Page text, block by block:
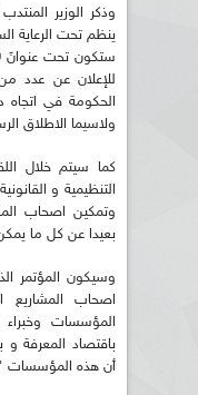
وذكر الوزير
ينظم تحت الرعاية
للإعلان عن عدد
الحكومة في اتجاه
ولاسيما الاطلاق
كما سيتم خلال
التنظيمية و
وتمكين اصحاب
بعيدا عن كل ما
اصحاب المشاريع
المؤسسات
باقتصاد المعرفة
أن هذه المؤسسات